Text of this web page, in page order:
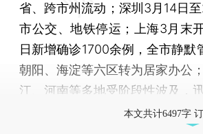
省、跨市州流动；深圳3月14日
市公交、地铁停运；上海3月末
日新增确诊1700余例，全市静默
朝阳、海淀等六区转为居家办公
江、河南等多地受阶段性波及，
本文共计6497字